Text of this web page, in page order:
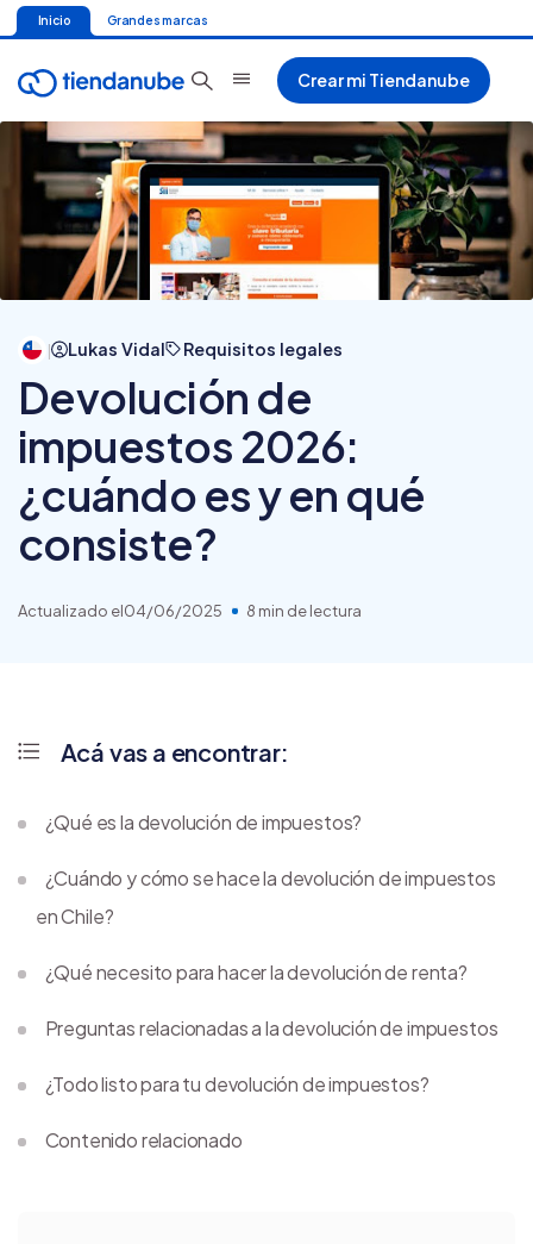
Inicio Grandes marcas
Crear mi Tiendanube
| Lukas Vidal Requisitos legales
Devolución de
impuestos 2026:
¿cuándo es y en qué
consiste?
Actualizado el04/06/2025 8 min de lectura
Acá vas a encontrar:
¿Qué es la devolución de impuestos?
¿Cuándo y cómo se hace la devolución de impuestos
en Chile?
¿Qué necesito para hacer la devolución de renta?
Preguntas relacionadas a la devolución de impuestos
¿Todo listo para tu devolución de impuestos?
Contenido relacionado